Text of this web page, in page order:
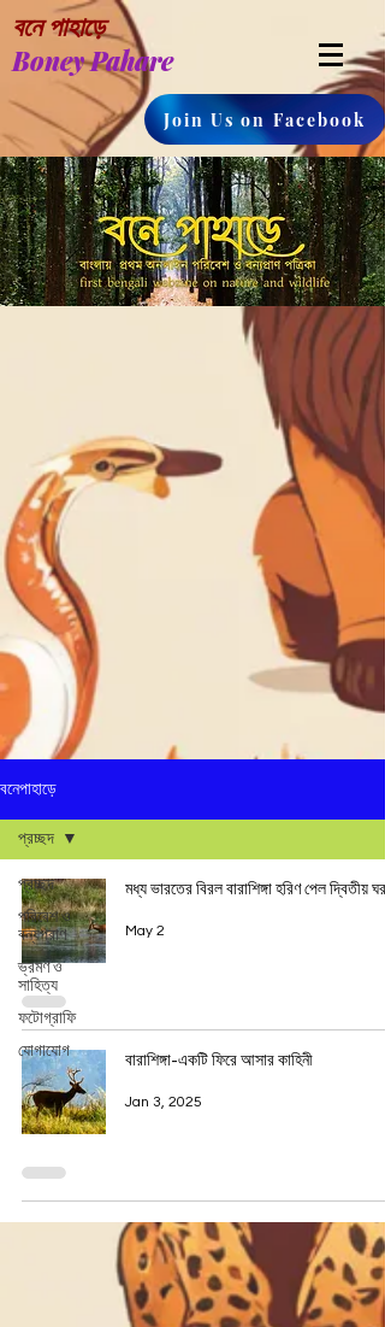
বনে পাহাড়ে
Boney Pahare
Join Us on Facebook
বনেপাহাড়ে
প্রচ্ছদ
পরিবেশ ও
বন্যপ্রাণ
ভ্রমণ ও
সাহিত্য
ফটোগ্রাফি
যোগাযোগ
প্রচ্ছদ
মধ্য ভারতের বিরল বারাশিঙ্গা হরিণ পেল দ্বিতীয় ঘর
May 2
বারাশিঙ্গা-একটি ফিরে আসার কাহিনী
Jan 3, 2025